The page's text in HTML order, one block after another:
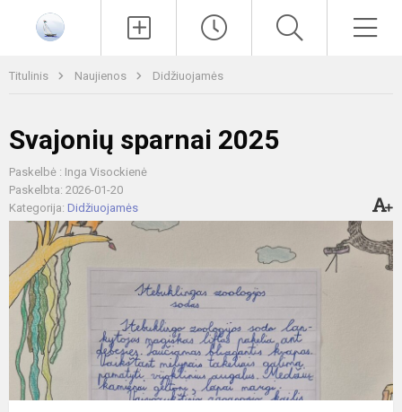
Titulinis Naujienos Didžiuojamės
Svajonių sparnai 2025
Paskelbė : Inga Visockienė
Paskelbta: 2026-01-20
Kategorija: Didžiuojamės